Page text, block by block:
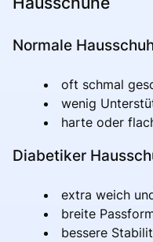
Normale
oft schmal
wenig
harte oder
Diabetiker
extra weich
breite
bessere